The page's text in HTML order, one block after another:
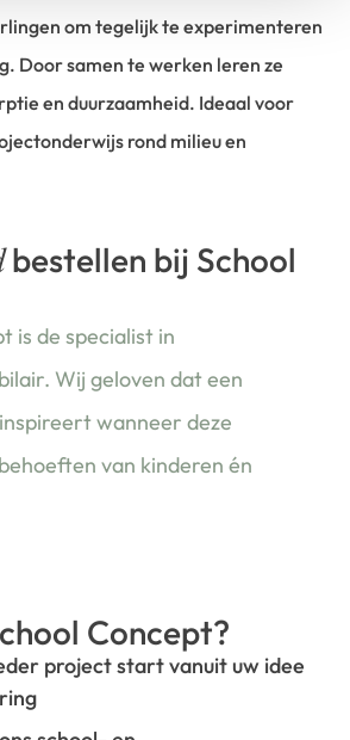
om tegelijk te experimenteren
Door samen te werken leren ze
en duurzaamheid. Ideaal voor
rond milieu en
bestellen bij School
is de specialist in
Wij geloven dat een
wanneer deze
van kinderen én
Concept?
project start vanuit uw idee